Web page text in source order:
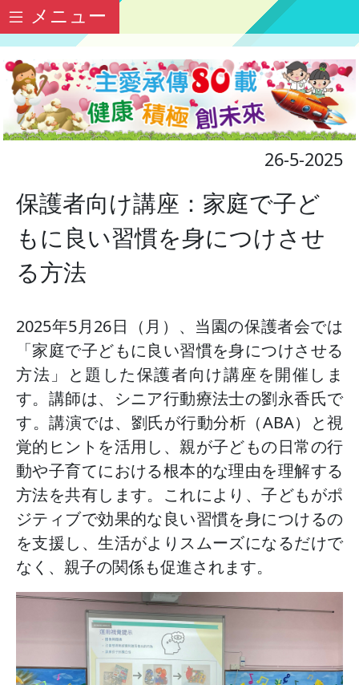
メニュー
26-5-2025
保護者向け講座：家庭で子ど
もに良い習慣を身につけさせ
る方法
2025年5月26日（月）、当園の保護者会では
「家庭で子どもに良い習慣を身につけさせる
方法」と題した保護者向け講座を開催しま
す。講師は、シニア行動療法士の劉永香氏で
す。講演では、劉氏が行動分析（ABA）と視
覚的ヒントを活用し、親が子どもの日常の行
動や子育てにおける根本的な理由を理解する
方法を共有します。これにより、子どもがポ
ジティブで効果的な良い習慣を身につけるの
を支援し、生活がよりスムーズになるだけで
なく、親子の関係も促進されます。